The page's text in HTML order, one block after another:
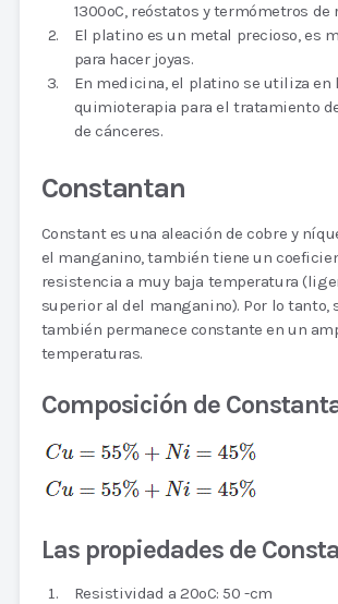
1300oC, reóstatos y termómetros de
El platino es un metal precioso, es
para hacer joyas.
En medicina, el platino se utiliza en
quimioterapia para el tratamiento
de cánceres.
Constantan
Constant es una aleación de cobre y
el manganino, también tiene un
resistencia a muy baja temperatura
superior al del manganino). Por lo tanto,
también permanece constante en un
temperaturas.
Composición de
Las propiedades de
Resistividad a 20oC: 50 -cm